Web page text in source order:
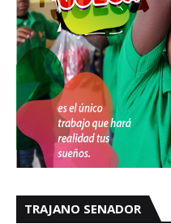
TRAJANO SENADOR